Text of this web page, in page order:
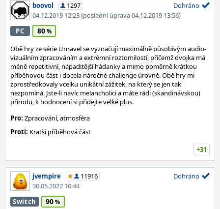
boovol
1297
04.12.2019 12:23(poslední úprava 04.12.2019 13:56)
Dohráno
PC 80
Obě hry ze série Unravel se vyznačují maximálně působivým audio-
vizuálním zpracováním a extrémní roztomilostí, přičemž dvojka má
méně repetitivní, nápaditější hádanky a mimo poměrně krátkou
příběhovou část i docela náročné challenge úrovně. Obě hry mi
zprostředkovaly vcelku unikátní zážitek, na který se jen tak
nezpomíná. Jste-li navíc melancholici a máte rádi (skandinávskou)
přírodu, k hodnocení si přidejte velké plus.
Pro: Zpracování, atmosféra
Proti: Kratší příběhová část
+31
jvempire
11916
30.05.2022 10:44
Dohráno
Switch 90